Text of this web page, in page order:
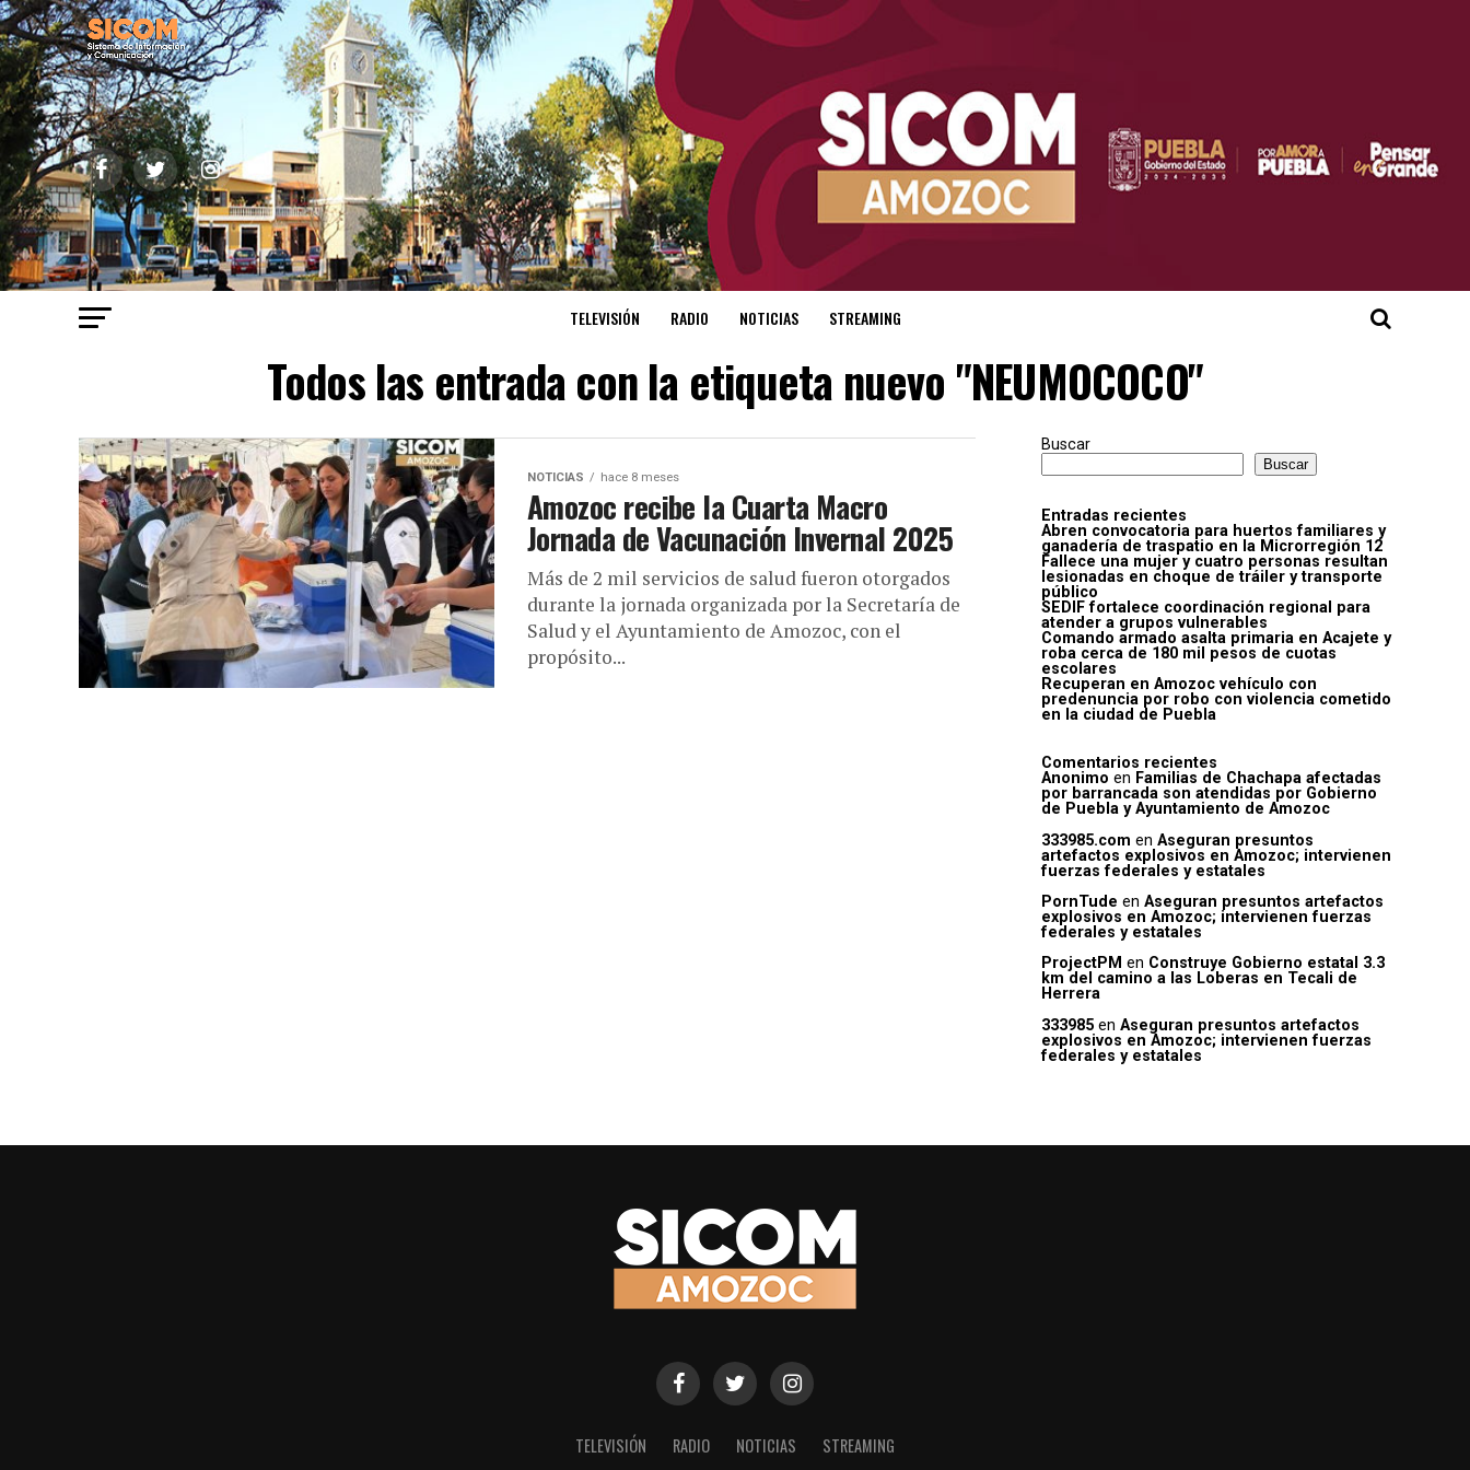
TELEVISIÓN RADIO NOTICIAS STREAMING
Todos las entrada con la etiqueta nuevo "NEUMOCOCO"
NOTICIAS hace 8 meses
Amozoc recibe la Cuarta Macro
Jornada de Vacunación Invernal 2025
Más de 2 mil servicios de salud fueron otorgados
durante la jornada organizada por la Secretaría de
Salud y el Ayuntamiento de Amozoc, con el
propósito...
Buscar
Buscar
Entradas recientes
Abren convocatoria para huertos familiares y
ganadería de traspatio en la Microrregión 12
Fallece una mujer y cuatro personas resultan
lesionadas en choque de tráiler y transporte
público
SEDIF fortalece coordinación regional para
atender a grupos vulnerables
Comando armado asalta primaria en Acajete y
roba cerca de 180 mil pesos de cuotas
escolares
Recuperan en Amozoc vehículo con
predenuncia por robo con violencia cometido
en la ciudad de Puebla
Comentarios recientes
Anonimo en Familias de Chachapa afectadas
por barrancada son atendidas por Gobierno
de Puebla y Ayuntamiento de Amozoc
333985.com en Aseguran presuntos
artefactos explosivos en Amozoc; intervienen
fuerzas federales y estatales
PornTude en Aseguran presuntos artefactos
explosivos en Amozoc; intervienen fuerzas
federales y estatales
ProjectPM en Construye Gobierno estatal 3.3
km del camino a las Loberas en Tecali de
Herrera
333985 en Aseguran presuntos artefactos
explosivos en Amozoc; intervienen fuerzas
federales y estatales
TELEVISIÓN RADIO NOTICIAS STREAMING